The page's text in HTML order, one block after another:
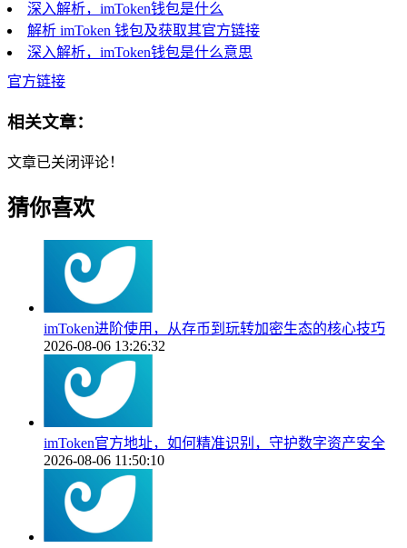
深入解析，imToken钱包是什么
解析 imToken 钱包及获取其官方链接
深入解析，imToken钱包是什么意思
官方链接
相关文章：
文章已关闭评论！
猜你喜欢
imToken进阶使用，从存币到玩转加密生态的核心技巧
2026-08-06 13:26:32
imToken官方地址，如何精准识别，守护数字资产安全
2026-08-06 11:50:10